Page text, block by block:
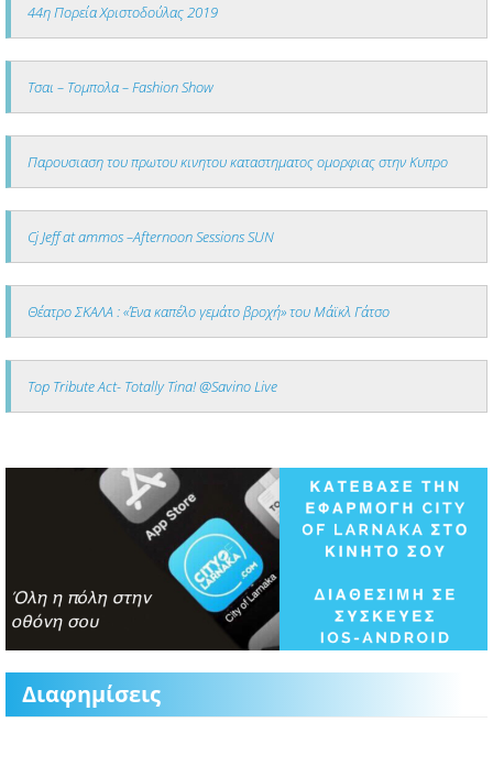
44η Πορεία Χριστοδούλας 2019
Τσαι – Τομπολα – Fashion Show
Παρουσιαση του πρωτου κινητου καταστηματος ομορφιας στην Κυπρο
Cj Jeff at ammos –Afternoon Sessions SUN
Θέατρο ΣΚΑΛΑ : «Ένα καπέλο γεμάτο βροχή» του Μάϊκλ Γάτσο
Top Tribute Act- Totally Tina! @Savino Live
Διαφημίσεις